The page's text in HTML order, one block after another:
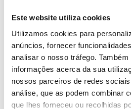
Este website utiliza cookies
Utilizamos cookies para
anúncios, fornecer
analisar o nosso tráfego. Também
informações acerca da sua
nossos parceiros de redes
análise, que as podem combinar
que lhes forneceu ou recolhidas
DESCRIÇÃO